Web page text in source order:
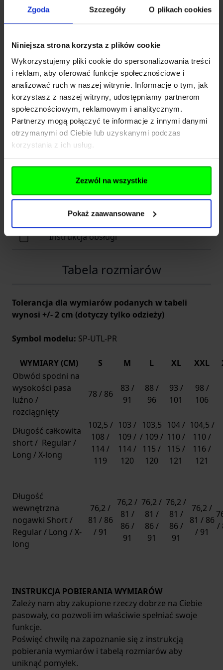
Zgoda Szczegóły O plikach cookies
Niniejsza strona korzysta z plików cookie
Wykorzystujemy pliki cookie do spersonalizowania treści
i reklam, aby oferować funkcje społecznościowe i
analizować ruch w naszej witrynie. Informacje o tym, jak
korzystasz z naszej witryny, udostępniamy partnerom
społecznościowym, reklamowym i analitycznym.
Partnerzy mogą połączyć te informacje z innymi danymi
otrzymanymi od Ciebie lub uzyskanymi podczas
korzystania z ich usług.
Zezwól na wszystkie
Pokaż zaawansowane
Profilowana tylna część nogawki – dzielona i łączona
zaszewką pod kolanem
ochraniacze (Low Profile Protective Pads)
Kanały w dolnych krawędziach nogawek na taśmę
lub linkę ściągającą
Rozporek zamkowy YKK
DANE TECHNICZNE
SKU SP-UTL-PR
Waga [g] 624
Krój Artykułowany, anatomiczny krój
Gramatura [g/m2] 215
US PATENT No D696,487 S
Nazwa
Helikon Polska
Kraj
Polska
Adres
Radomska 34
Kod pocztowy
54-032
Miasto
Wrocław
E-mail
Telefon
+48 71 317 80 00
Pliki do pobrania
Instrukcja obsługi
Tabela rozmiarów
Tolerancja dla wymiarów podanych w tabeli
wynosi +/- 2 cm (dotyczy tylko odzieży)
Symbol modelu: SP-UTL-PR
WYMIARY (CM) S M L XL XXL
Obwód spodni na
wysokości pasa
luźno /
rozciągnięty
78 / 86
83 /
91
88 /
96
93 /
101
98 /
106
Długość całkowita
short / Regular /
Long / X-long
102,5 /
108 /
114 /
119
103 /
109 /
114 /
120
103,5
/ 109 /
115 /
120
104 /
110 /
115 /
121
104,5 /
110 /
116 /
121
Długość
wewnętrzna
nogawki Short /
Regular / Long / X-
long
76,2 /
81 / 86
/ 91
76,2 /
81 /
86 /
91
76,2 /
81 /
86 /
91
76,2 /
81 /
86 /
91
76,2 /
81 / 86
/ 91
/
INSTRUKCJA POBIERANIA WYMIARÓW
Zależy nam aby zakupione rzeczy dobrze na Ciebie
pasowały, co pozwoli im właściwie spełniać swoje
funkcje.
Poświęć chwilę na zapoznanie się z instrukcją
pobierania wymiarów i tabelą rozmiarów aby
uniknąć pomyłek.